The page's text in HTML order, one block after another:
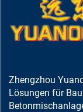
Zhengzhou
Lösungen für